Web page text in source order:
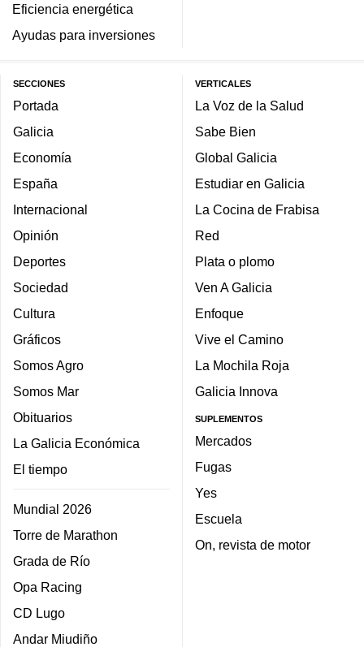
Eficiencia energética
Ayudas para inversiones
SECCIONES
Portada
Galicia
Economía
España
Internacional
Opinión
Deportes
Sociedad
Cultura
Gráficos
Somos Agro
Somos Mar
Obituarios
La Galicia Económica
El tiempo
Mundial 2026
Torre de Marathon
Grada de Río
Opa Racing
CD Lugo
Andar Miudiño
VERTICALES
La Voz de la Salud
Sabe Bien
Global Galicia
Estudiar en Galicia
La Cocina de Frabisa
Red
Plata o plomo
Ven A Galicia
Enfoque
Vive el Camino
La Mochila Roja
Galicia Innova
SUPLEMENTOS
Mercados
Fugas
Yes
Escuela
On, revista de motor